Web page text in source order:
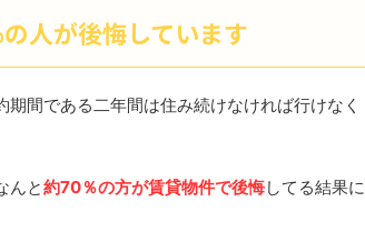
人が後悔しています
間である二年間は住み続けなければ行けなく
んと約70％の方が賃貸物件で後悔してる結果に